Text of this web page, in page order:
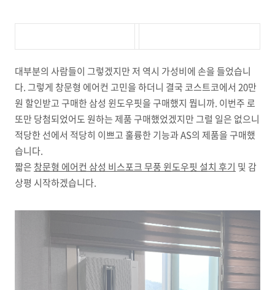
대부분의 사람들이 그렇겠지만 저 역시 가성비에 손을 들었습니
다. 그렇게 창문형 에어컨 고민을 하더니 결국 코스트코에서 20만
원 할인받고 구매한 삼성 윈도우핏을 구매했지 뭡니까. 이번주 로
또만 당첨되었어도 원하는 제품 구매했었겠지만 그럴 일은 없으니
적당한 선에서 적당히 이쁘고 훌륭한 기능과 AS의 제품을 구매했
습니다.
짧은 창문형 에어컨 삼성 비스포크 무풍 윈도우핏 설치 후기 및 감
상평 시작하겠습니다.